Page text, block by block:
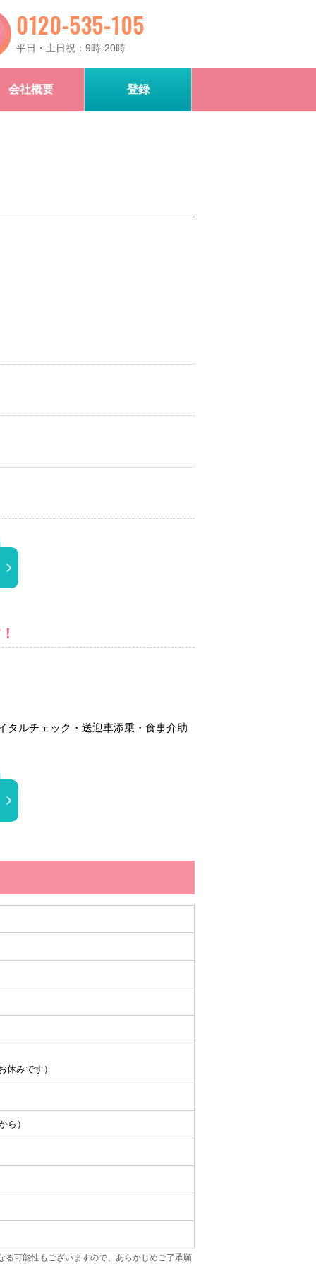
0120-535-105
平日・土日祝：9時-20時
会社概要 登録
タルチェック・送迎車添乗・食事介助
みです）
）
可能性もございますので、あらかじめご了承願